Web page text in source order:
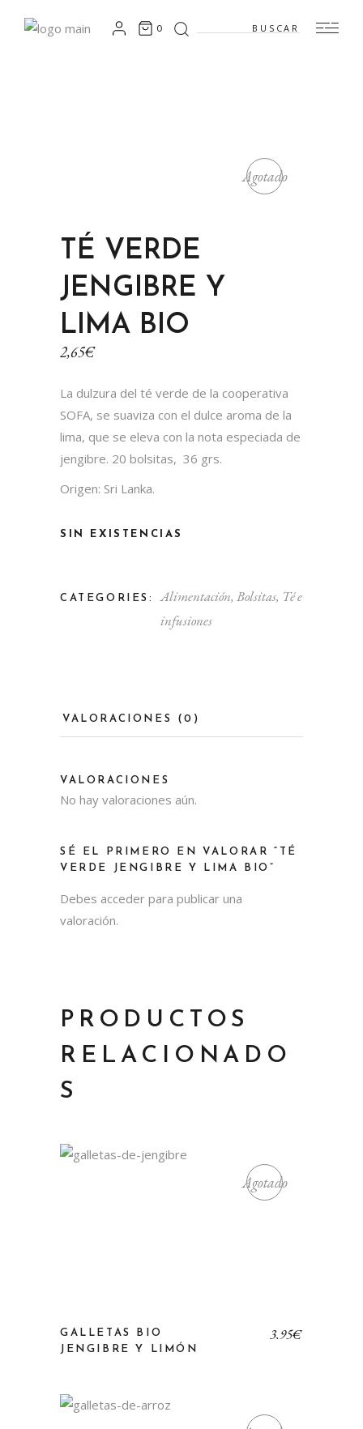
0 Search
for:
Agotado
TÉ VERDE
JENGIBRE Y
LIMA BIO
2,65€
La dulzura del té verde de la cooperativa
SOFA, se suaviza con el dulce aroma de la
lima, que se eleva con la nota especiada de
jengibre. 20 bolsitas, 36 grs.
Origen: Sri Lanka.
SIN EXISTENCIAS
CATEGORIES: Alimentación, Bolsitas, Té e
infusiones
VALORACIONES (0)
VALORACIONES
No hay valoraciones aún.
SÉ EL PRIMERO EN VALORAR “TÉ
VERDE JENGIBRE Y LIMA BIO”
Debes acceder para publicar una
valoración.
PRODUCTOS
RELACIONADO
S
Agotado
GALLETAS BIO
JENGIBRE Y LIMÓN
3,95€